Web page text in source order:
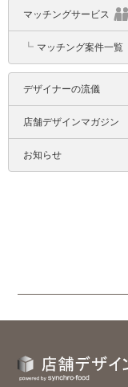
マッチングサービス
┗ マッチング案件一覧
デザイナーの流儀
店舗デザインマガジン
お知らせ